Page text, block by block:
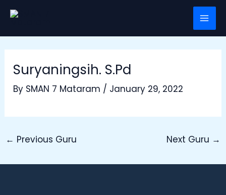
Skip
content
Main
Suryaningsih. S.Pd
By SMAN 7 Mataram / January 29, 2022
Post
navigation
← Previous Guru Next Guru →